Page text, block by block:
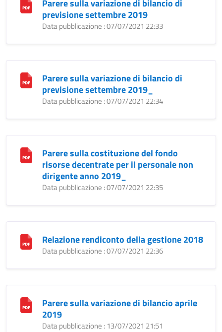
Parere sulla variazione di bilancio di
previsione settembre 2019
Data pubblicazione : 07/07/2021 22:33
Parere sulla variazione di bilancio di
previsione settembre 2019_
Data pubblicazione : 07/07/2021 22:34
Parere sulla costituzione del fondo
risorse decentrate per il personale non
dirigente anno 2019_
Data pubblicazione : 07/07/2021 22:35
Relazione rendiconto della gestione 2018
Data pubblicazione : 07/07/2021 22:36
Parere sulla variazione di bilancio aprile
2019
Data pubblicazione : 13/07/2021 21:51